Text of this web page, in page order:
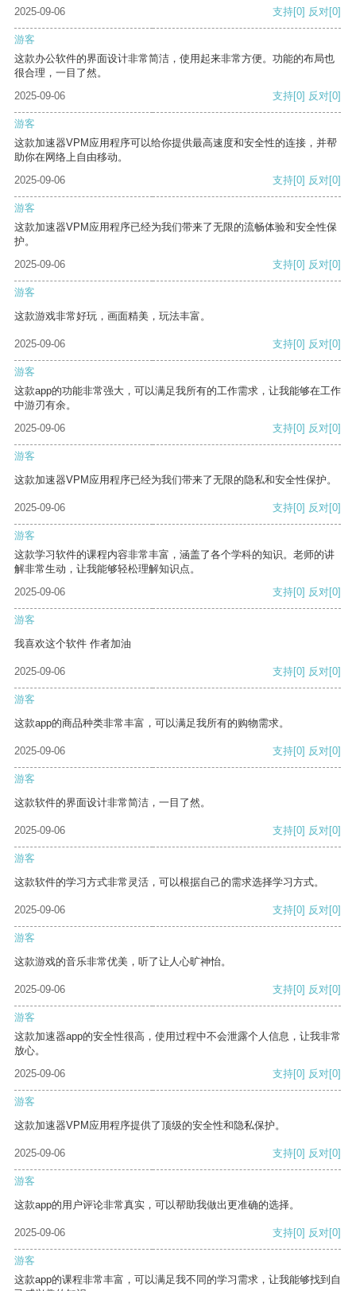
2025-09-06
支持[0] 反对[0]
游客
这款办公软件的界面设计非常简洁，使用起来非常方便。功能的布局也
很合理，一目了然。
2025-09-06
支持[0] 反对[0]
游客
这款加速器VPM应用程序可以给你提供最高速度和安全性的连接，并帮
助你在网络上自由移动。
2025-09-06
支持[0] 反对[0]
游客
这款加速器VPM应用程序已经为我们带来了无限的流畅体验和安全性保
护。
2025-09-06
支持[0] 反对[0]
游客
这款游戏非常好玩，画面精美，玩法丰富。
2025-09-06 支持[0] 反对[0]
游客
这款app的功能非常强大，可以满足我所有的工作需求，让我能够在工作
中游刃有余。
2025-09-06
支持[0] 反对[0]
游客
这款加速器VPM应用程序已经为我们带来了无限的隐私和安全性保护。
2025-09-06 支持[0] 反对[0]
游客
这款学习软件的课程内容非常丰富，涵盖了各个学科的知识。老师的讲
解非常生动，让我能够轻松理解知识点。
2025-09-06
支持[0] 反对[0]
游客
我喜欢这个软件 作者加油
2025-09-06 支持[0] 反对[0]
游客
这款app的商品种类非常丰富，可以满足我所有的购物需求。
2025-09-06 支持[0] 反对[0]
游客
这款软件的界面设计非常简洁，一目了然。
2025-09-06 支持[0] 反对[0]
游客
这款软件的学习方式非常灵活，可以根据自己的需求选择学习方式。
2025-09-06 支持[0] 反对[0]
游客
这款游戏的音乐非常优美，听了让人心旷神怡。
2025-09-06 支持[0] 反对[0]
游客
这款加速器app的安全性很高，使用过程中不会泄露个人信息，让我非常
放心。
2025-09-06
支持[0] 反对[0]
游客
这款加速器VPM应用程序提供了顶级的安全性和隐私保护。
2025-09-06 支持[0] 反对[0]
游客
这款app的用户评论非常真实，可以帮助我做出更准确的选择。
2025-09-06 支持[0] 反对[0]
游客
这款app的课程非常丰富，可以满足我不同的学习需求，让我能够找到自